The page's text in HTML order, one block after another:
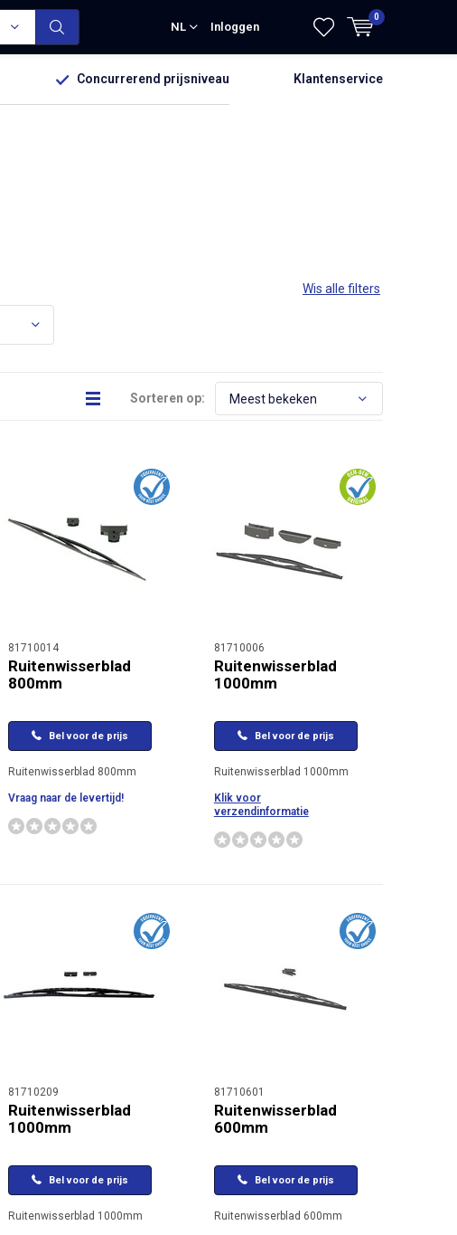
NL Inloggen
0
Concurrerend prijsniveau Klantenservice
Wis alle filters
Sorteren op:
81710014
Ruitenwisserblad
800mm
Bel voor de prijs
Ruitenwisserblad 800mm
Vraag naar de levertijd!
81710006
Ruitenwisserblad
1000mm
Bel voor de prijs
Ruitenwisserblad 1000mm
Klik voor
verzendinformatie
81710209
Ruitenwisserblad
1000mm
Bel voor de prijs
Ruitenwisserblad 1000mm
81710601
Ruitenwisserblad
600mm
Bel voor de prijs
Ruitenwisserblad 600mm